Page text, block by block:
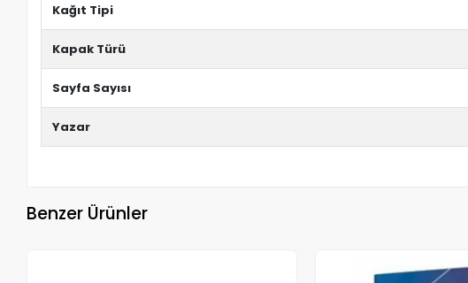
Kağıt Tipi
Kapak Türü
Sayfa Sayısı
Yazar
Benzer Ürünler